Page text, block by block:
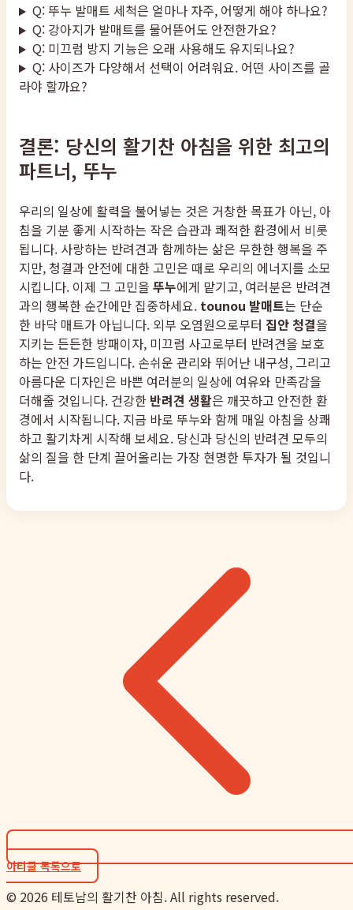
Q: 뚜누 발매트 세척은 얼마나 자주, 어떻게 해야 하나요?
Q: 강아지가 발매트를 물어뜯어도 안전한가요?
Q: 미끄럼 방지 기능은 오래 사용해도 유지되나요?
Q: 사이즈가 다양해서 선택이 어려워요. 어떤 사이즈를 골
라야 할까요?
결론: 당신의 활기찬 아침을 위한 최고의
파트너, 뚜누
우리의 일상에 활력을 불어넣는 것은 거창한 목표가 아닌, 아
침을 기분 좋게 시작하는 작은 습관과 쾌적한 환경에서 비롯
됩니다. 사랑하는 반려견과 함께하는 삶은 무한한 행복을 주
지만, 청결과 안전에 대한 고민은 때로 우리의 에너지를 소모
시킵니다. 이제 그 고민을 뚜누에게 맡기고, 여러분은 반려견
과의 행복한 순간에만 집중하세요. tounou 발매트는 단순
한 바닥 매트가 아닙니다. 외부 오염원으로부터 집안 청결을
지키는 든든한 방패이자, 미끄럼 사고로부터 반려견을 보호
하는 안전 가드입니다. 손쉬운 관리와 뛰어난 내구성, 그리고
아름다운 디자인은 바쁜 여러분의 일상에 여유와 만족감을
더해줄 것입니다. 건강한 반려견 생활은 깨끗하고 안전한 환
경에서 시작됩니다. 지금 바로 뚜누와 함께 매일 아침을 상쾌
하고 활기차게 시작해 보세요. 당신과 당신의 반려견 모두의
삶의 질을 한 단계 끌어올리는 가장 현명한 투자가 될 것입니
다.
아티클 목록으로
© 2026 테토남의 활기찬 아침. All rights reserved.